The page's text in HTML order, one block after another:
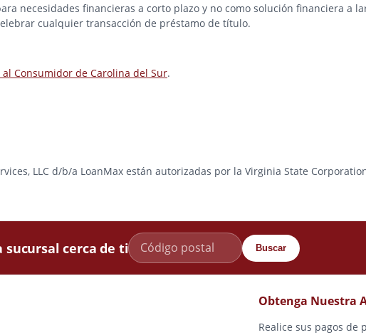
necesidades financieras a corto plazo y no como solución financiera a
cualquier transacción de préstamo de título.
Consumidor de Carolina del Sur.
LLC d/b/a LoanMax están autorizadas por la Virginia State
sucursal cerca de ti Buscar
Obtenga Nuestra
Realice sus pagos de